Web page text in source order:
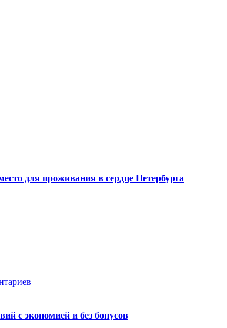
для проживания в сердце Петербурга
с экономией и без бонусов